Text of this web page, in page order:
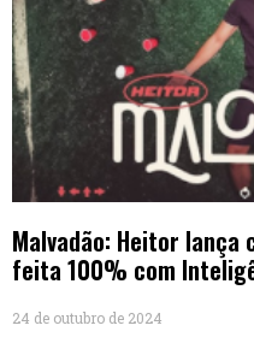
Malvadão: Heitor lança
feita 100% com
24 de outubro de 2024